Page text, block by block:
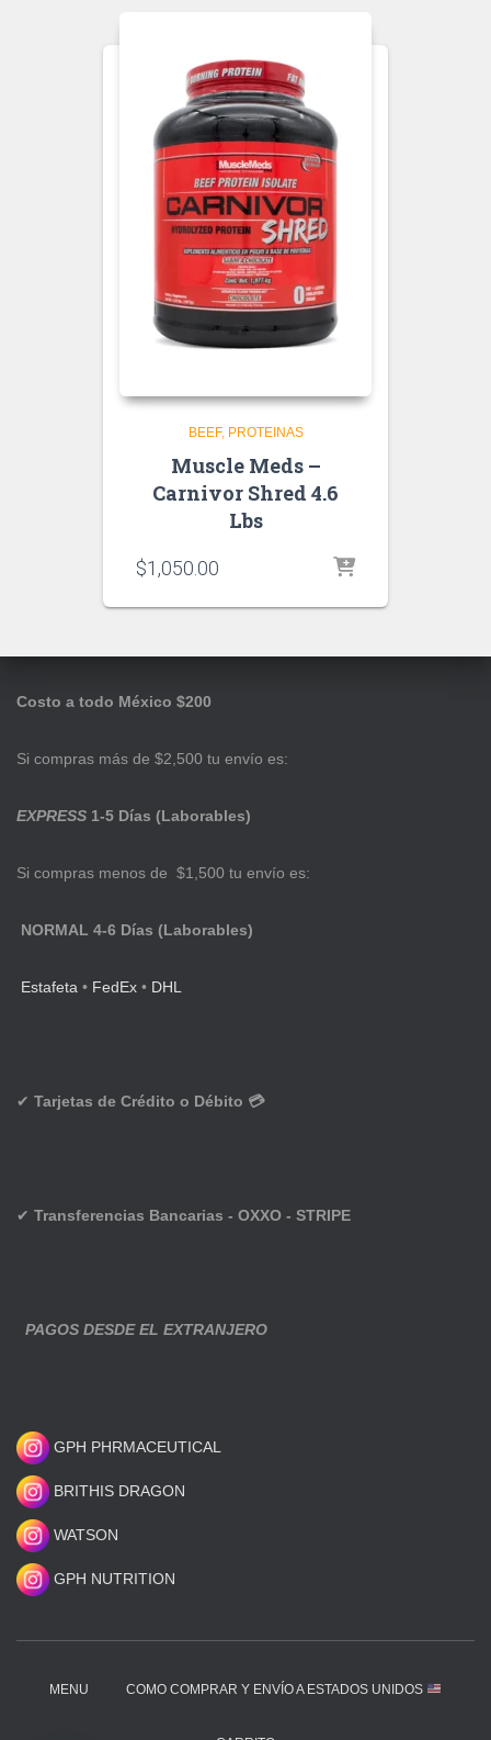
BEEF PROTEINAS
Muscle Meds –
Carnivor Shred 4.6
Lbs
$1,050.00
Costo a todo México $200
Si compras más de $2,500 tu envío es:
EXPRESS 1-5 Días (Laborables)
Si compras menos de $1,500 tu envío es:
NORMAL 4-6 Días (Laborables)
Estafeta • FedEx • DHL
✔ Tarjetas de Crédito o Débito 💳
✔ Transferencias Bancarias - OXXO - STRIPE
PAGOS DESDE EL EXTRANJERO
GPH PHRMACEUTICAL
BRITHIS DRAGON
WATSON
GPH NUTRITION
MENU COMO COMPRAR Y ENVÍO A ESTADOS UNIDOS